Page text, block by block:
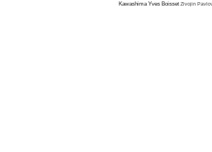
Kawashima Yves Boisset Zivojin